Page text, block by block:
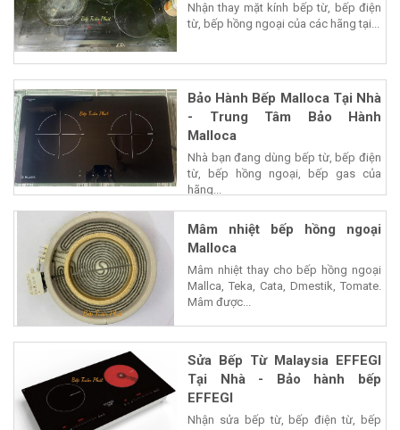
Nhận thay mặt kính bếp từ, bếp điện
từ, bếp hồng ngoại của các hãng tại...
Bảo Hành Bếp Malloca Tại Nhà
- Trung Tâm Bảo Hành
Malloca
Nhà bạn đang dùng bếp từ, bếp điện
từ, bếp hồng ngoại, bếp gas của
hãng...
Mâm nhiệt bếp hồng ngoại
Malloca
Mâm nhiệt thay cho bếp hồng ngoại
Mallca, Teka, Cata, Dmestik, Tomate.
Mâm được...
Sửa Bếp Từ Malaysia EFFEGI
Tại Nhà - Bảo hành bếp
EFFEGI
Nhận sửa bếp từ, bếp điện từ, bếp